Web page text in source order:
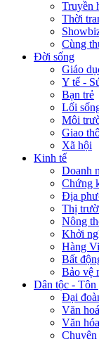
Truyền
Thời
Cùng
Đời sống
Giáo
Y tế -
Bạn trẻ
Lối
Môi
Giao
Xã hội
Kinh tế
Doanh
Chứng
Địa
Thị
Nông
Khởi
Hàng
Bất
Bảo vệ
Dân tộc - Tôn
Đại
Văn
Văn
Chuyên